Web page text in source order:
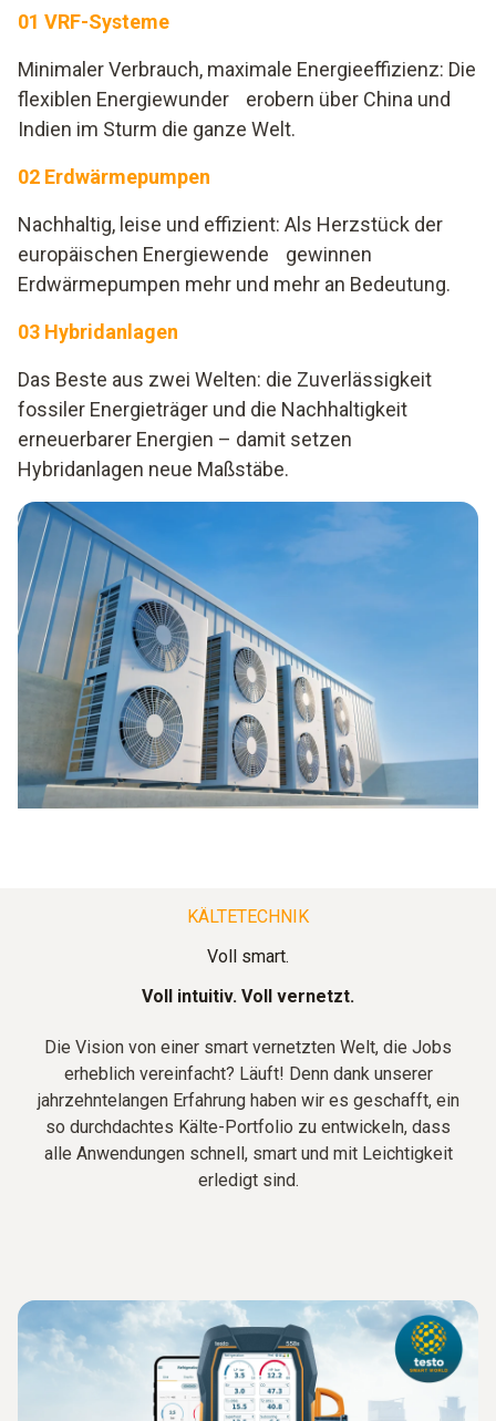
01 VRF-Systeme
Minimaler Verbrauch, maximale Energieeffizienz: Die
flexiblen Energiewunder erobern über China und
Indien im Sturm die ganze Welt.
02 Erdwärmepumpen
Nachhaltig, leise und effizient: Als Herzstück der
europäischen Energiewende gewinnen
Erdwärmepumpen mehr und mehr an Bedeutung.
03 Hybridanlagen
Das Beste aus zwei Welten: die Zuverlässigkeit
fossiler Energieträger und die Nachhaltigkeit
erneuerbarer Energien – damit setzen
Hybridanlagen neue Maßstäbe.
KÄLTETECHNIK
Voll smart.
Voll intuitiv. Voll vernetzt.
Die Vision von einer smart vernetzten Welt, die Jobs
erheblich vereinfacht? Läuft! Denn dank unserer
jahrzehntelangen Erfahrung haben wir es geschafft, ein
so durchdachtes Kälte-Portfolio zu entwickeln, dass
alle Anwendungen schnell, smart und mit Leichtigkeit
erledigt sind.